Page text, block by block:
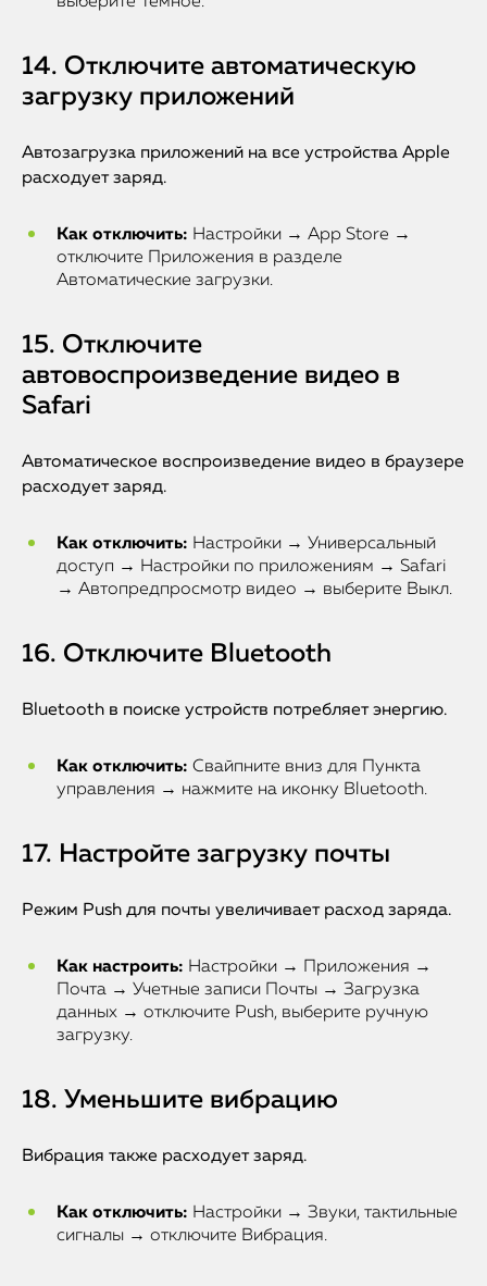
iMac
Mac Mini
Контакты
Статьи
14. Отключите автоматическую
загрузку приложений
Автозагрузка приложений на все устройства Apple
расходует заряд.
Как отключить: Настройки → App Store →
отключите Приложения в разделе
Автоматические загрузки.
15. Отключите
автовоспроизведение видео в
Safari
Автоматическое воспроизведение видео в браузере
расходует заряд.
Как отключить: Настройки → Универсальный
доступ → Настройки по приложениям → Safari
→ Автопредпросмотр видео → выберите Выкл.
16. Отключите Bluetooth
Bluetooth в поиске устройств потребляет энергию.
Как отключить: Свайпните вниз для Пункта
управления → нажмите на иконку Bluetooth.
17. Настройте загрузку почты
Режим Push для почты увеличивает расход заряда.
Как настроить: Настройки → Приложения →
Почта → Учетные записи Почты → Загрузка
данных → отключите Push, выберите ручную
загрузку.
18. Уменьшите вибрацию
Вибрация также расходует заряд.
Как отключить: Настройки → Звуки, тактильные
сигналы → отключите Вибрация.